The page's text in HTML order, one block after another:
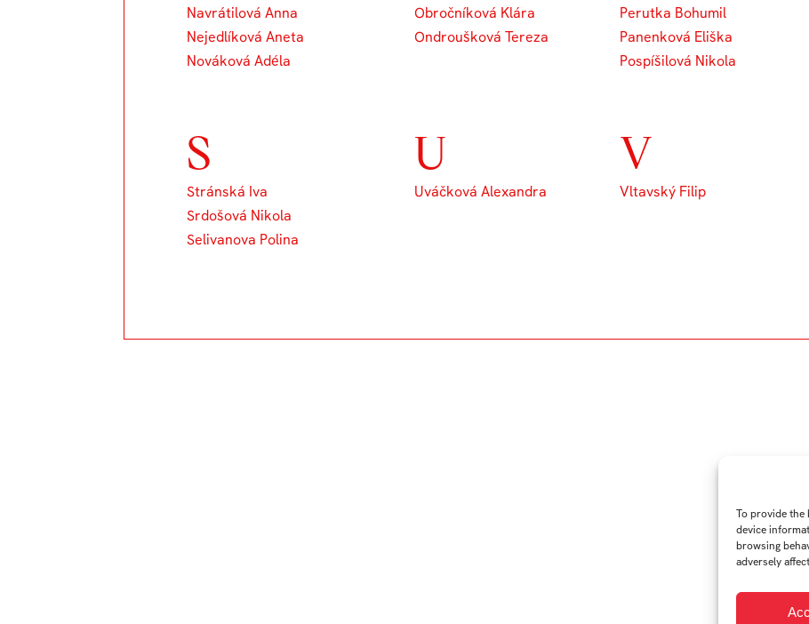
To provide the
device
browsing
adversely
Navrátilová Anna
Nejedlíková Aneta
Nováková Adéla
Obročníková Klára
Ondroušková Tereza
Perutka Bohumil
Panenková Eliška
Pospíšilová Nikola
S
Stránská Iva
Srdošová Nikola
Selivanova Polina
U
Uváčková Alexandra
V
Vltavský Filip